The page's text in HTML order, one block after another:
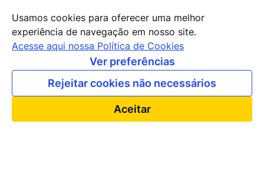
+55 (61) 2027-0202
+55 (61) 2027-0203
apexbrasil@apexbrasil.com.br
Nossos escritórios pelo mundo
Usamos cookies para oferecer uma melhor
experiência de navegação em nosso site.
Acesse aqui nossa Política de Cookies
Ver preferências
Rejeitar cookies não necessários
Aceitar